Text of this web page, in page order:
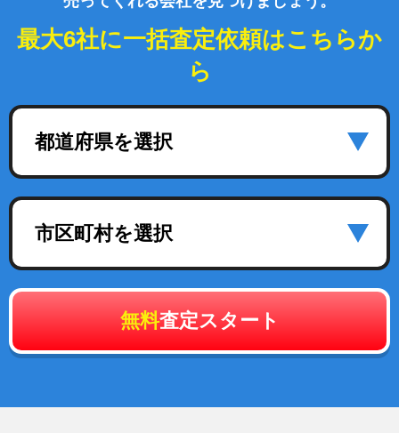
最大6社に一括査定依頼はこちらか
ら
都道府県を選択
市区町村を選択
無料査定スタート